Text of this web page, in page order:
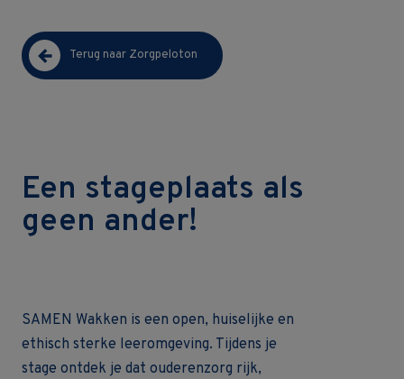
Terug naar Zorgpeloton
Een stageplaats als
geen ander!
SAMEN Wakken is een open, huiselijke en
ethisch sterke leeromgeving. Tijdens je
stage ontdek je dat ouderenzorg rijk,